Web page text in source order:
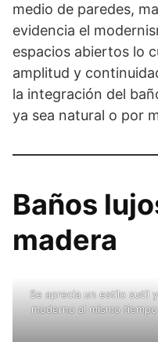
medio de paredes,
evidencia el
espacios abiertos lo
amplitud y
la integración del
ya sea natural o por
Baños
madera
Se aprecia un estilo sutil y
moderno al mismo tiempo